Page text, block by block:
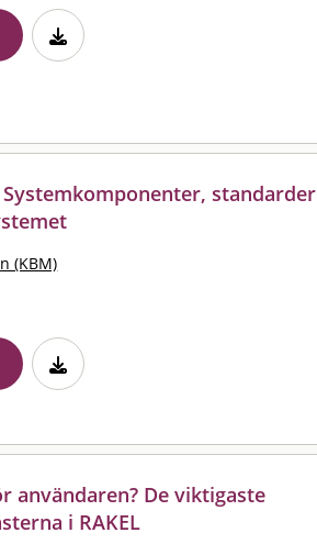
Systemkomponenter, standarder
(KBM)
användaren? De viktigaste
i RAKEL